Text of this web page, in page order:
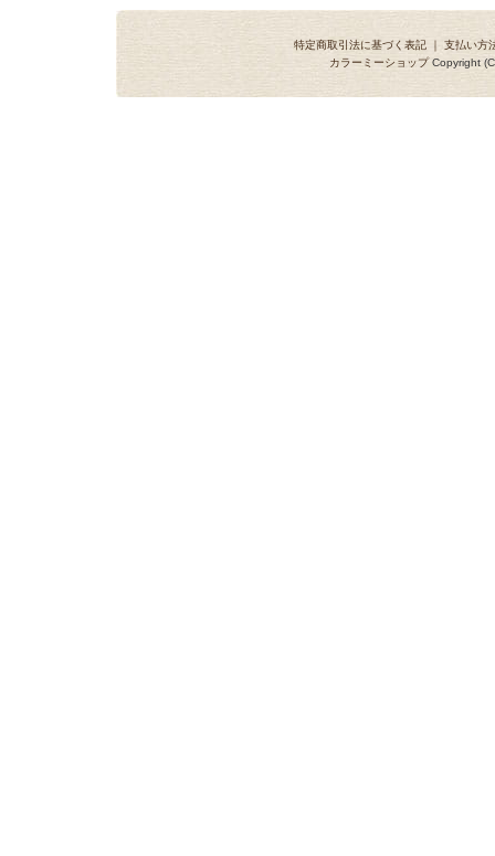
特定商取引法に基づく表記 ｜ 支払い方
カラーミーショップCopyright